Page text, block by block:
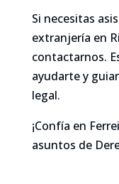
Si necesitas
extranjería en
contactarnos.
ayudarte y
legal.
¡Confía en
asuntos de